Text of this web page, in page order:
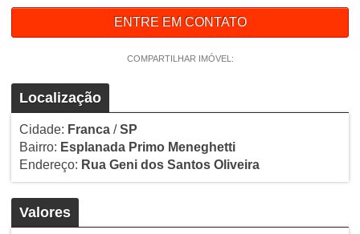
ENTRE EM CONTATO
COMPARTILHAR IMÓVEL:
Localização
Cidade: Franca/SP
Bairro: Esplanada Primo Meneghetti
Endereço: Rua Geni dos Santos Oliveira
Valores